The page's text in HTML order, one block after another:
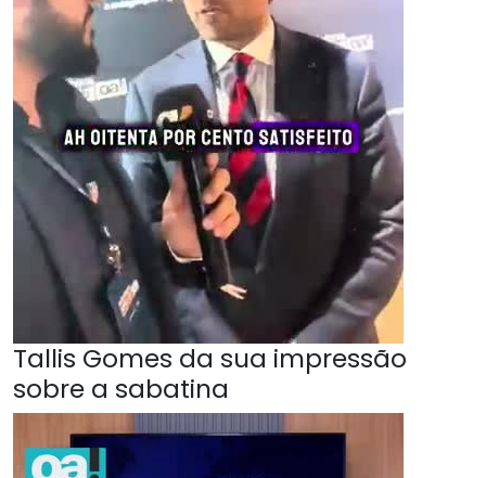
Tallis Gomes da sua impressão
sobre a sabatina